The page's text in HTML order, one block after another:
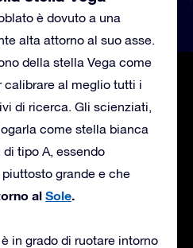
è dovuto a una
alta attorno al suo asse.
della stella Vega come
calibrare al meglio tutti i
di ricerca. Gli scienziati,
come stella bianca
tipo A, essendo
grande e che
al Sole.
in grado di ruotare intorno